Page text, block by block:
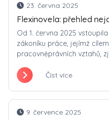
23. června 2025
Flexinovela: přehled
Od 1. června 2025
zákoníku práce, jejímž
pracovněprávních vztahů,
Číst více
9. července 2025